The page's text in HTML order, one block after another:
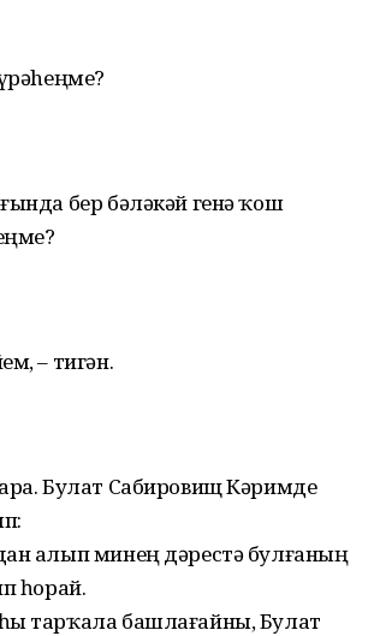
бер бәләкәй генә ҡош
– тигән.
Булат Сабировищ Кәримде
алып минең дәрестә булғаның
һорай.
тар­ҡала башлағайны, Булат